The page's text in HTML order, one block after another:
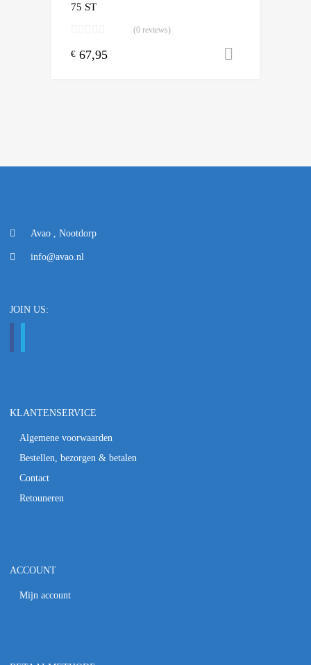
75 ST
(0 reviews)
€ 67,95
Avao , Nootdorp
info@avao.nl
JOIN US:
KLANTENSERVICE
Algemene voorwaarden
Bestellen, bezorgen & betalen
Contact
Retouneren
ACCOUNT
Mijn account